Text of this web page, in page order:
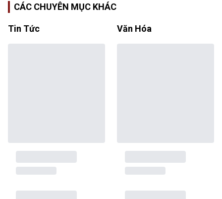
CÁC CHUYÊN MỤC KHÁC
Tin Tức Văn Hóa